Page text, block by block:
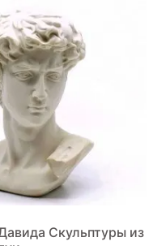
Скульптуры из